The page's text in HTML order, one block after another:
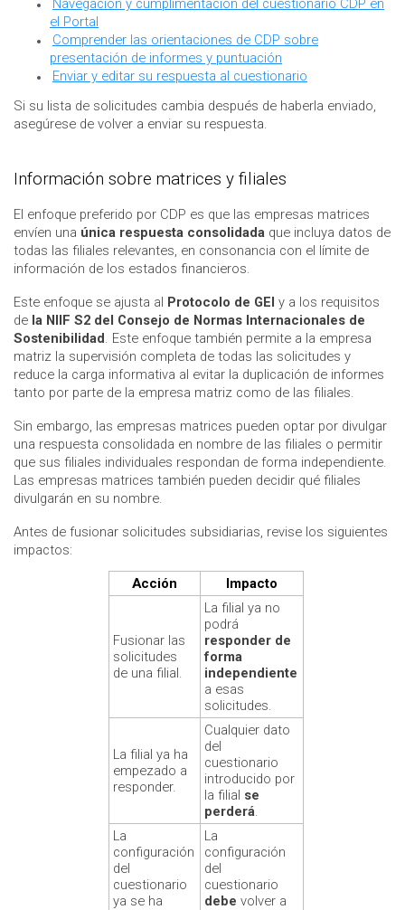
Navegación y cumplimentación del cuestionario CDP en
el Portal
Comprender las orientaciones de CDP sobre
presentación de informes y puntuación
Enviar y editar su respuesta al cuestionario
Si su lista de solicitudes cambia después de haberla enviado,
asegúrese de volver a enviar su respuesta.
Información sobre matrices y filiales
El enfoque preferido por CDP es que las empresas matrices
envíen una única respuesta consolidada que incluya datos de
todas las filiales relevantes, en consonancia con el límite de
información de los estados financieros.
Este enfoque se ajusta al Protocolo de GEI y a los requisitos
de la NIIF S2 del Consejo de Normas Internacionales de
Sostenibilidad. Este enfoque también permite a la empresa
matriz la supervisión completa de todas las solicitudes y
reduce la carga informativa al evitar la duplicación de informes
tanto por parte de la empresa matriz como de las filiales.
Sin embargo, las empresas matrices pueden optar por divulgar
una respuesta consolidada en nombre de las filiales o permitir
que sus filiales individuales respondan de forma independiente.
Las empresas matrices también pueden decidir qué filiales
divulgarán en su nombre.
Antes de fusionar solicitudes subsidiarias, revise los siguientes
impactos:
Acción Impacto
Fusionar las
solicitudes
de una filial.
La filial ya no
podrá
responder de
forma
independiente
a esas
solicitudes.
La filial ya ha
empezado a
responder.
Cualquier dato
del
cuestionario
introducido por
la filial se
perderá.
La
configuración
del
cuestionario
ya se ha
La
configuración
del
cuestionario
debe volver a